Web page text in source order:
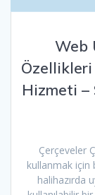
Web
Özellikleri
Hizmeti –
Çerçeveler
kullanmak için
halihazırda